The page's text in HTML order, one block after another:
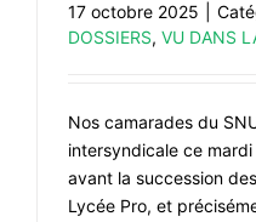
17 octobre 2025
DOSSIERS, VU DANS
Nos camarades du
intersyndicale ce
avant la succession
Lycée Pro, et